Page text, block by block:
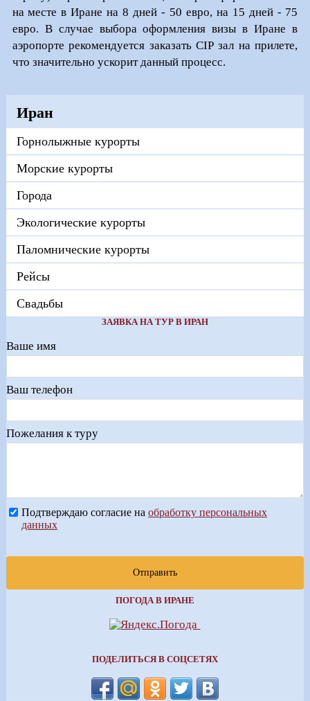
на месте в Иране на 8 дней - 50 евро, на 15 дней - 75
евро. В случае выбора оформления визы в Иране в
аэропорте рекомендуется заказать CIP зал на прилете,
что значительно ускорит данный процесс.
Иран
Горнолыжные курорты
Морские курорты
Города
Экологические курорты
Паломнические курорты
Рейсы
Свадьбы
ЗАЯВКА НА ТУР В ИРАН
Ваше имя
Ваш телефон
Пожелания к туру
Подтверждаю согласие на обработку персональных
данных
Отправить
ПОГОДА В ИРАНЕ
ПОДЕЛИТЬСЯ В СОЦСЕТЯХ